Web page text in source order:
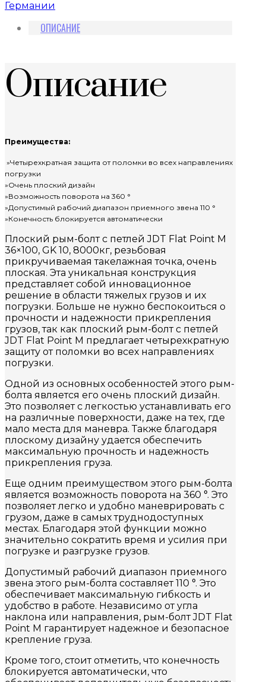
Германии
ОПИСАНИЕ
Описание
Преимущества:
»Четырехкратная защита от поломки во всех направлениях
погрузки
»Очень плоский дизайн
»Возможность поворота на 360 °
»Допустимый рабочий диапазон приемного звена 110 °
»Конечность блокируется автоматически
Плоский рым-болт с петлей JDT Flat Point M
36×100, GK 10, 8000кг, резьбовая
прикручиваемая такелажная точка, очень
плоская. Эта уникальная конструкция
представляет собой инновационное
решение в области тяжелых грузов и их
погрузки. Больше не нужно беспокоиться о
прочности и надежности прикрепления
грузов, так как плоский рым-болт с петлей
JDT Flat Point M предлагает четырехкратную
защиту от поломки во всех направлениях
погрузки.
Одной из основных особенностей этого рым-
болта является его очень плоский дизайн.
Это позволяет с легкостью устанавливать его
на различные поверхности, даже на тех, где
мало места для маневра. Также благодаря
плоскому дизайну удается обеспечить
максимальную прочность и надежность
прикрепления груза.
Еще одним преимуществом этого рым-болта
является возможность поворота на 360 °. Это
позволяет легко и удобно маневрировать с
грузом, даже в самых труднодоступных
местах. Благодаря этой функции можно
значительно сократить время и усилия при
погрузке и разгрузке грузов.
Допустимый рабочий диапазон приемного
звена этого рым-болта составляет 110 °. Это
обеспечивает максимальную гибкость и
удобство в работе. Независимо от угла
наклона или направления, рым-болт JDT Flat
Point M гарантирует надежное и безопасное
крепление груза.
Кроме того, стоит отметить, что конечность
блокируется автоматически, что